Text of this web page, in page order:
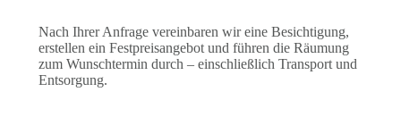
Nach Ihrer Anfrage vereinbaren wir eine Besichtigung,
erstellen ein Festpreisangebot und führen die Räumung
zum Wunschtermin durch – einschließlich Transport und
Entsorgung.